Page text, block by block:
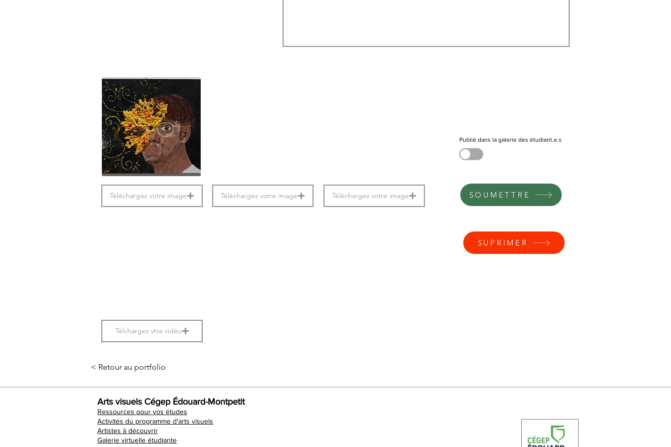
Téléchargez votre image Téléchargez votre image Téléchargez votre image
Publié dans la galerie des étudiant.e.s
SOUMETTRE
SUPRIMER
Télchargez vtre vidéo
< Retour au portfolio
Arts visuels Cégep Édouard-Montpetit
Ressources pour vos études
Activités du programme d'arts visuels
Artistes à découvrir
Galerie virtuelle étudiante